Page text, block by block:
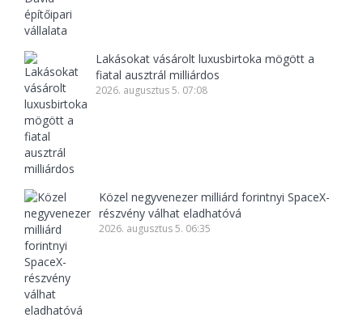
Lakásokat vásárolt luxusbirtoka mögött a
fiatal ausztrál milliárdos
2026. augusztus 5. 07:08
Közel negyvenezer milliárd forintnyi SpaceX-
részvény válhat eladhatóvá
2026. augusztus 5. 06:35